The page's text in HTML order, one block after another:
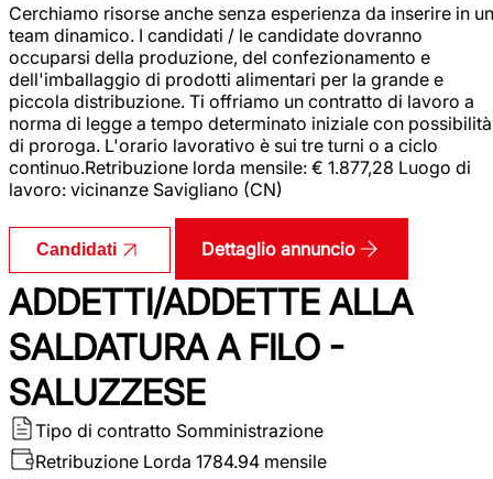
Cerchiamo risorse anche senza esperienza da inserire in un
team dinamico. I candidati / le candidate dovranno
occuparsi della produzione, del confezionamento e
dell'imballaggio di prodotti alimentari per la grande e
piccola distribuzione. Ti offriamo un contratto di lavoro a
norma di legge a tempo determinato iniziale con possibilità
di proroga. L'orario lavorativo è sui tre turni o a ciclo
continuo.Retribuzione lorda mensile: € 1.877,28 Luogo di
lavoro: vicinanze Savigliano (CN)
Candidati Dettaglio annuncio
ADDETTI/ADDETTE ALLA
SALDATURA A FILO -
SALUZZESE
Tipo di contratto Somministrazione
Retribuzione Lorda 1784.94 mensile